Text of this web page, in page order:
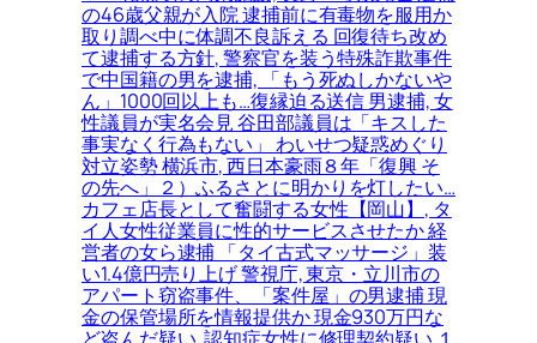
の46歳父親が入院 逮捕前に有毒物を服用か
取り調べ中に体調不良訴える 回復待ち改め
て逮捕する方針, 警察官を装う特殊詐欺事件
で中国籍の男を逮捕, 「もう死ぬしかないや
ん」1000回以上も…復縁迫る送信 男逮捕, 女
性議員が実名会見 谷田部議員は「キスした
事実なく行為もない」 わいせつ疑惑めぐり
対立姿勢 横浜市, 西日本豪雨８年「復興 そ
の先へ」２）ふるさとに明かりを灯したい…
カフェ店長として奮闘する女性【岡山】, タ
イ人女性従業員に性的サービスさせたか 経
営者の女ら逮捕 「タイ古式マッサージ」装
い1.4億円売り上げ 警視庁, 東京・立川市の
アパート窃盗事件、「案件屋」の男逮捕 現
金の保管場所を情報提供か 現金930万円な